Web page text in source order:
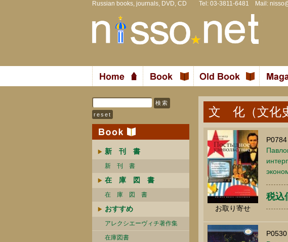
Russian books, journals, DVD, CD Tel: 03-3811-6481 Mail:
新 刊 書
新 刊 書
在 庫 図 書
在 庫 図 書
おすすめ
アレクシエーヴィチ著作集
在庫図書
文 化（文化
お取り寄せ
P0784
税込
P0530